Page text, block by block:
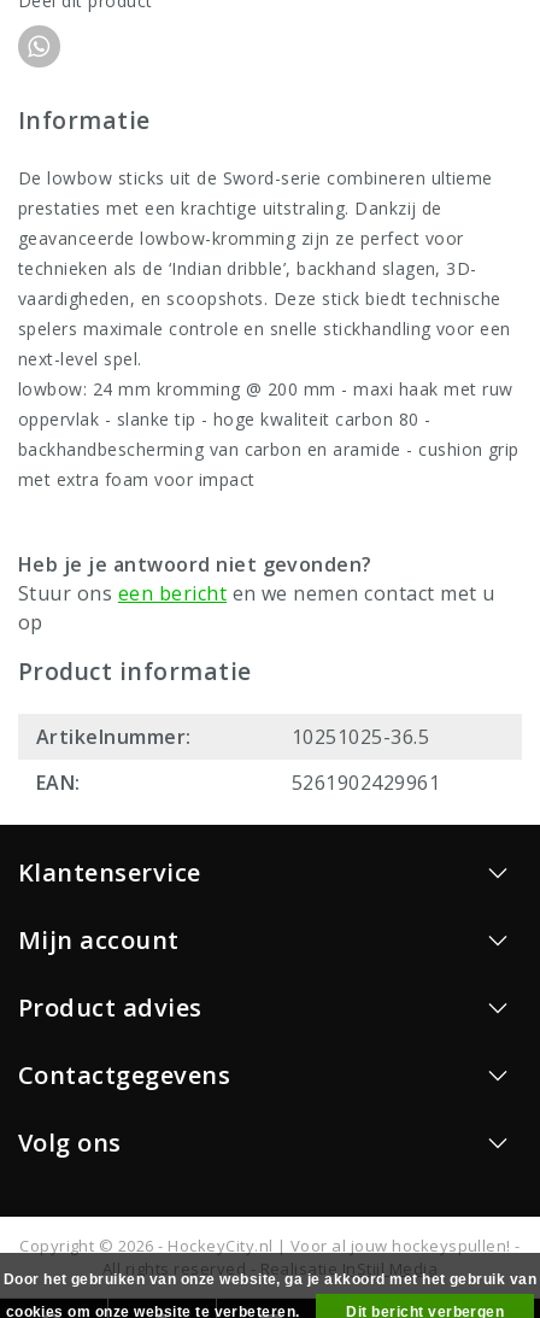
Informatie
De lowbow sticks uit de Sword-serie combineren ultieme
prestaties met een krachtige uitstraling. Dankzij de
geavanceerde lowbow-kromming zijn ze perfect voor
technieken als de ‘Indian dribble’, backhand slagen, 3D-
vaardigheden, en scoopshots. Deze stick biedt technische
spelers maximale controle en snelle stickhandling voor een
next-level spel.
lowbow: 24 mm kromming @ 200 mm - maxi haak met ruw
oppervlak - slanke tip - hoge kwaliteit carbon 80 -
backhandbescherming van carbon en aramide - cushion grip
met extra foam voor impact
Heb je je antwoord niet gevonden?
Stuur ons een bericht en we nemen contact met u
op
Product informatie
Artikelnummer:
10251025-36.5
EAN:
5261902429961
Klantenservice
Mijn account
Product advies
Contactgegevens
Volg ons
Copyright © 2026 - HockeyCity.nl | Voor al jouw hockeyspullen! -
All rights reserved - Realisatie InStijl Media
Door het gebruiken van onze website, ga je akkoord met het gebruik van
cookies om onze website te verbeteren.
Dit bericht verbergen